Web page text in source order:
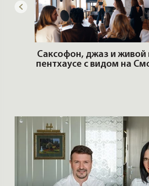
Саксофон, джаз и живой
пентхаусе с видом на